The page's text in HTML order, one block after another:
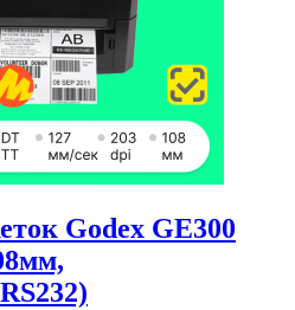
Godex GE300